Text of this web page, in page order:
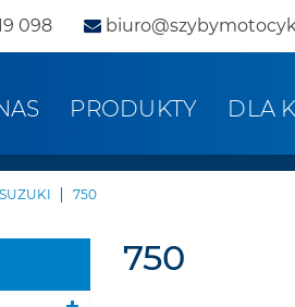
098
PRODUKTY DLA
SUZUKI 750
750